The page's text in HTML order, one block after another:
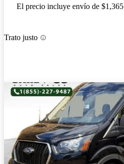
El precio incluye envío de $1,365
Trato justo